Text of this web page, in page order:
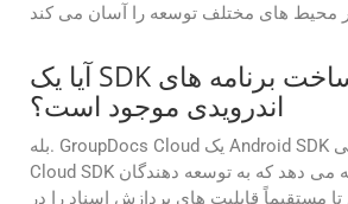
آیا یک SDK موبایل برای ساخت برنامه های
اندرویدی موجود است؟
بله. GroupDocs Cloud یک Android SDK بومی، Conversion
Cloud SDK برای اندروید را ارائه می دهد که به توسعه دهندگان
مستقیماً قابلیت های پردازش اسناد را در